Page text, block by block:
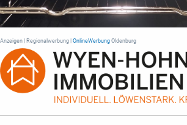
Anzeigen | Regionalwerbung | OnlineWerbung Oldenburg